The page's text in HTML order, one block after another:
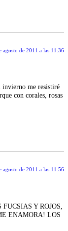
agosto de 2011 a las 11:36
invierno me resistiré
con corales, rosas
agosto de 2011 a las 11:56
Y ROJOS,
ENAMORA! LOS